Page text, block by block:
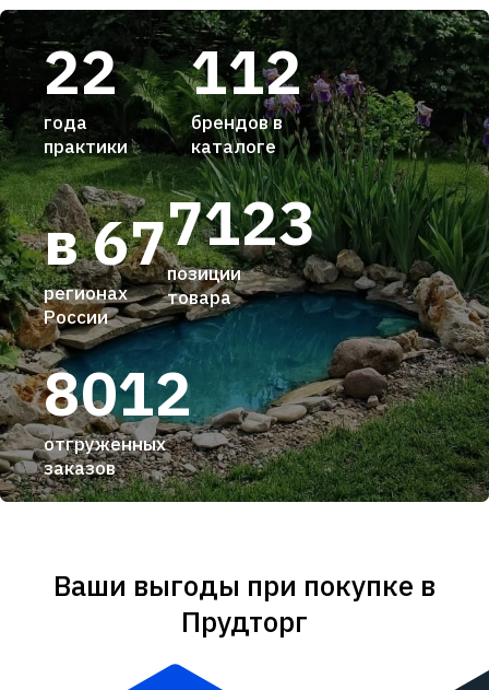
22
года
практики
112
брендов в
каталоге
7123
позиции
товара
8012
отгруженных
заказов
в 67
регионах
России
Ваши выгоды при покупке в
Прудторг